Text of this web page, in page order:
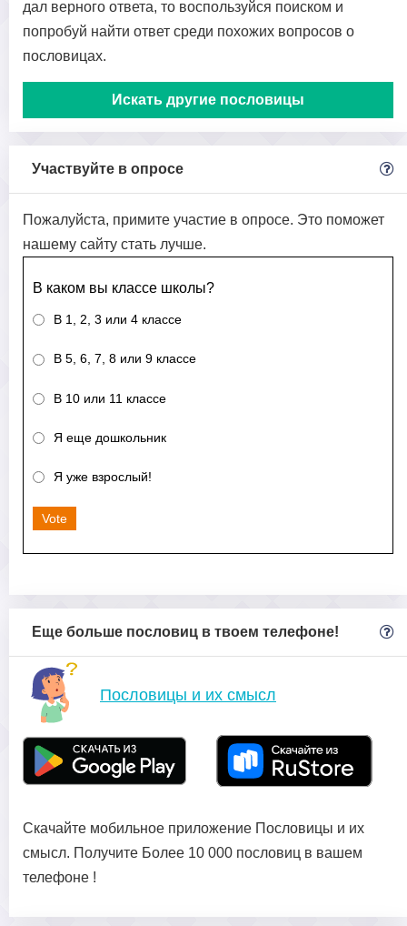
дал верного ответа, то воспользуйся поиском и
попробуй найти ответ среди похожих вопросов о
пословицах.
Искать другие пословицы
Участвуйте в опросе
Пожалуйста, примите участие в опросе. Это поможет
нашему сайту стать лучше.
В каком вы классе школы?
В 1, 2, 3 или 4 классе
В 5, 6, 7, 8 или 9 классе
В 10 или 11 классе
Я еще дошкольник
Я уже взрослый!
Vote
Еще больше пословиц в твоем телефоне!
Пословицы и их смысл
Скачайте мобильное приложение Пословицы и их
смысл. Получите Более 10 000 пословиц в вашем
телефоне !